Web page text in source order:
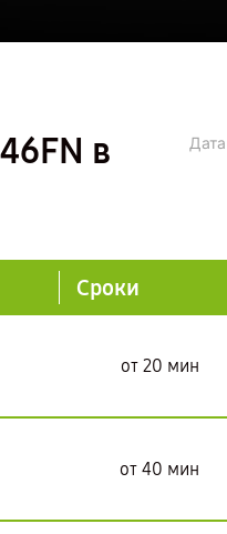
в
Сроки
от 20 мин
от 40 мин